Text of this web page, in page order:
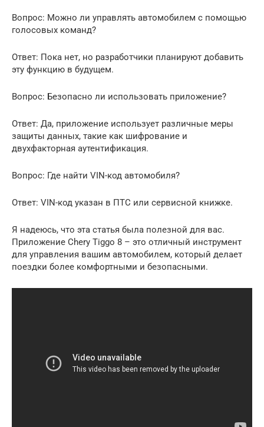
Вопрос: Можно ли управлять автомобилем с помощью
голосовых команд?
Ответ: Пока нет, но разработчики планируют добавить
эту функцию в будущем.
Вопрос: Безопасно ли использовать приложение?
Ответ: Да, приложение использует различные меры
защиты данных, такие как шифрование и
двухфакторная аутентификация.
Вопрос: Где найти VIN-код автомобиля?
Ответ: VIN-код указан в ПТС или сервисной книжке.
Я надеюсь, что эта статья была полезной для вас.
Приложение Chery Tiggo 8 – это отличный инструмент
для управления вашим автомобилем, который делает
поездки более комфортными и безопасными.